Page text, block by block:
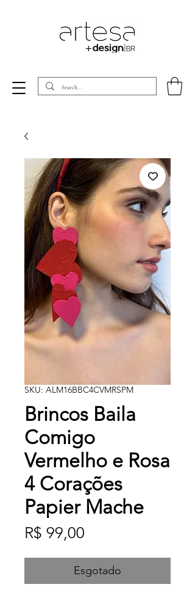
SKU: ALM16BBC4CVMRSPM
Brincos Baila
Comigo
Vermelho e Rosa
4 Corações
Papier Mache
R$ 99,00
Esgotado